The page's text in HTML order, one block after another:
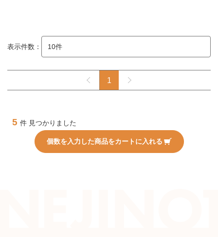
表示件数：
1
5 件 見つかりました
個数を入力した商品をカートに入れる